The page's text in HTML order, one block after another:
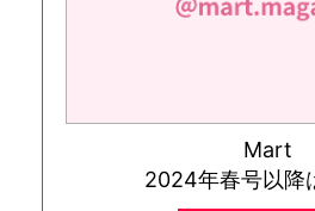
Mart
2024年春号以降